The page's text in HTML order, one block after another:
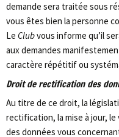
demande sera traitée sous
vous êtes bien la personne
Le Clubvous informe qu’il
aux demandes
caractère répétitif ou
Droit de rectification des
Au titre de ce droit, la
rectification, la mise à jour,
des données vous